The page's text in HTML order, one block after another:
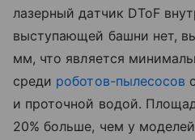
лазерный датчик DToF
выступающей башни нет,
мм, что является
среди роботов-пылесосов
и проточной водой.
20% больше, чем у